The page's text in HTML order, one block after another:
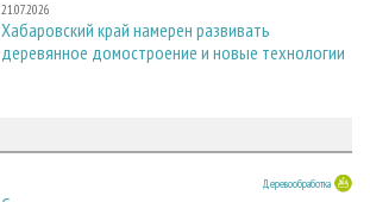
21.07.2026
Хабаровский край намерен развивать
деревянное домостроение и новые технологии
Деревообработка